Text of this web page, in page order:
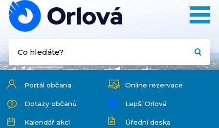
Portál občana Online rezervace
Dotazy občanů Lepší Orlová
Kalendář akcí Úřední deska